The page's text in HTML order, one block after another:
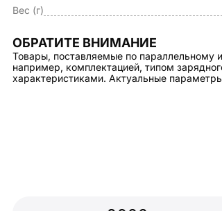
Вес (г)
ОБРАТИТЕ ВНИМАНИЕ
Товары, поставляемые по параллельному
например, комплектацией, типом
характеристиками. Актуальные